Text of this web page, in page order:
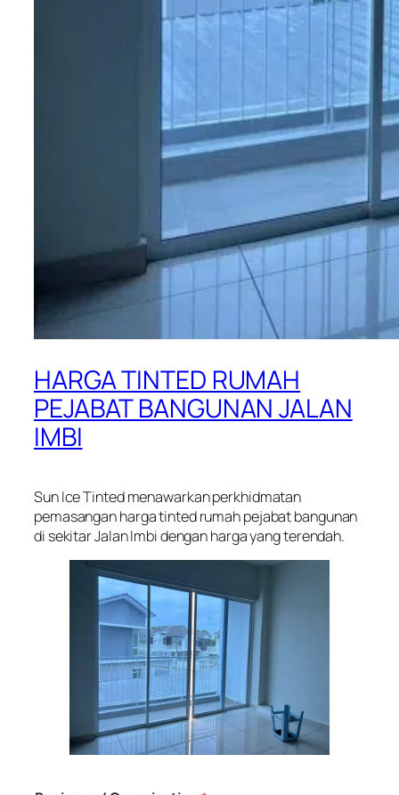
HARGA TINTED RUMAH
PEJABAT BANGUNAN JALAN
IMBI
Sun Ice Tinted menawarkan perkhidmatan
pemasangan harga tinted rumah pejabat bangunan
di sekitar Jalan Imbi dengan harga yang terendah.